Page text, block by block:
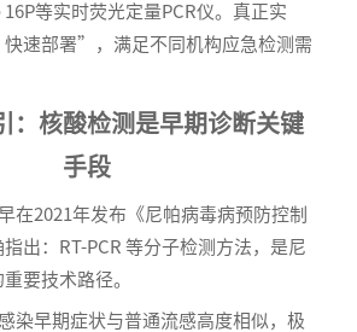
等实时荧光定量PCR仪。真正实
速部署”，满足不同机构应急检测需
：核酸检测是早期诊断关键
手段
2021年发布《尼帕病毒病预防控制
出：RT-PCR 等分子检测方法，是尼
要技术路径。
早期症状与普通流感高度相似，极